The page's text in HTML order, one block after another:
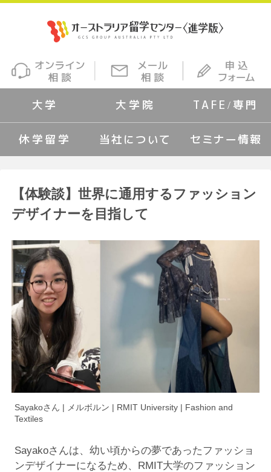
大学 大学院 TAFE/専門
休学留学 当社について セミナー情報
【体験談】世界に通用するファッション
デザイナーを目指して
Sayakoさん | メルボルン | RMIT University | Fashion and
Textiles
Sayakoさんは、幼い頃からの夢であったファッショ
ンデザイナーになるため、RMIT大学のファッション